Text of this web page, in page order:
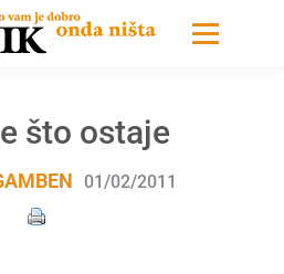
što ostaje
01/02/2011